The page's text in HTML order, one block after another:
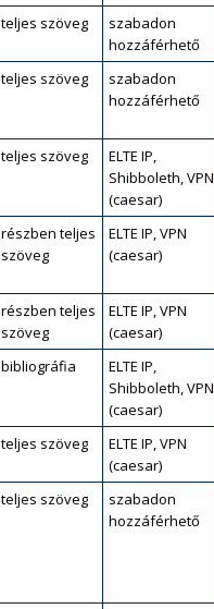
teljes szöveg
szabadon
hozzáférhető
teljes szöveg
szabadon
hozzáférhető
teljes szöveg
ELTE IP,
Shibboleth, VPN
(caesar)
részben teljes
szöveg
ELTE IP, VPN
(caesar)
részben teljes
szöveg
ELTE IP, VPN
(caesar)
bibliográfia
ELTE IP,
Shibboleth, VPN
(caesar)
teljes szöveg
ELTE IP, VPN
(caesar)
teljes szöveg
szabadon
hozzáférhető